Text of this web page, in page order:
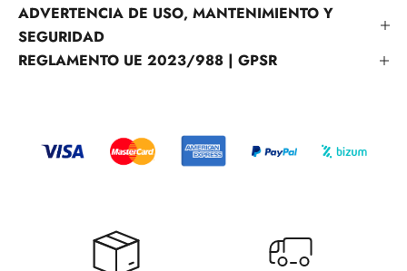
ADVERTENCIA DE USO, MANTENIMIENTO Y
SEGURIDAD
REGLAMENTO UE 2023/988 | GPSR